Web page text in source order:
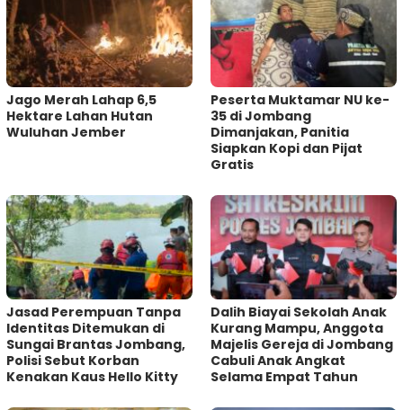
Jago Merah Lahap 6,5
Hektare Lahan Hutan
Wuluhan Jember
Peserta Muktamar NU ke-
35 di Jombang
Dimanjakan, Panitia
Siapkan Kopi dan Pijat
Gratis
Jasad Perempuan Tanpa
Identitas Ditemukan di
Sungai Brantas Jombang,
Polisi Sebut Korban
Kenakan Kaus Hello Kitty
Dalih Biayai Sekolah Anak
Kurang Mampu, Anggota
Majelis Gereja di Jombang
Cabuli Anak Angkat
Selama Empat Tahun